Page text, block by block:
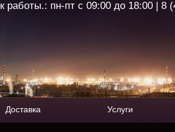
пн-пт с 09:00 до 18:00 | 8
Доставка Услуги